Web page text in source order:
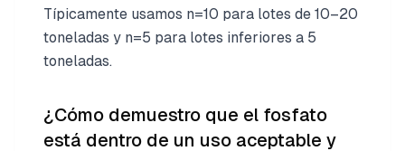
Típicamente usamos n=10 para lotes de 10–20
toneladas y n=5 para lotes inferiores a 5
toneladas.
¿Cómo demuestro que el fosfato
está dentro de un uso aceptable y